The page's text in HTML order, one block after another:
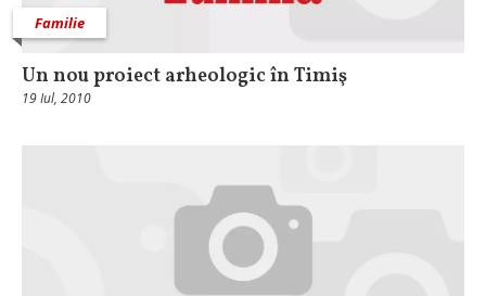
Familie
Un nou proiect arheologic în Timiş
19 Iul, 2010